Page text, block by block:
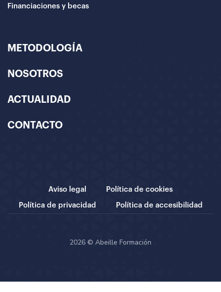
Financiaciones y becas
METODOLOGÍA
NOSOTROS
ACTUALIDAD
CONTACTO
Aviso legal Política de cookies
Política de privacidad Política de accesibilidad
2026 © Abeille Formación